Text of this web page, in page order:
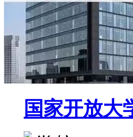
国家开放大